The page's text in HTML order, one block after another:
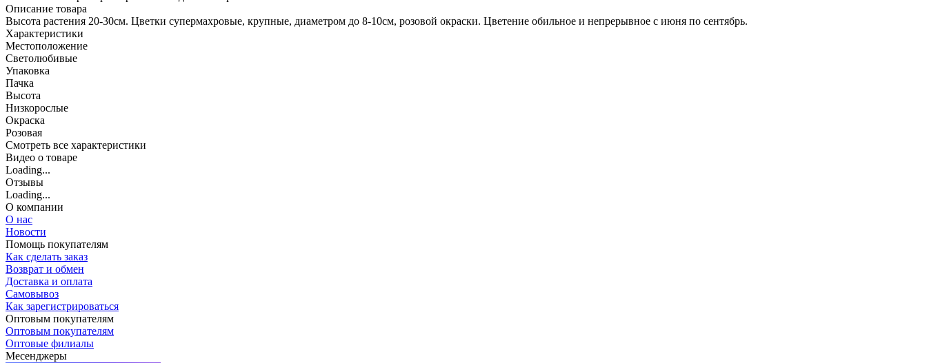
Описание товара
Высота растения 20-30см. Цветки супермахровые, крупные, диаметром до 8-10см, розовой окраски. Цветение обильное и непрерывное с июня по сентябрь.
Характеристики
Местоположение
Светолюбивые
Упаковка
Пачка
Высота
Низкорослые
Окраска
Розовая
Cмотреть все характеристики
Видео о товаре
Loading...
Отзывы
Loading...
О компании
О нас
Новости
Помощь покупателям
Как сделать заказ
Возврат и обмен
Доставка и оплата
Самовывоз
Как зарегистрироваться
Оптовым покупателям
Оптовым покупателям
Оптовые филиалы
Месенджеры